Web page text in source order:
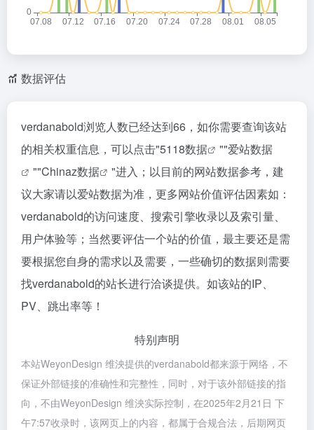
数据评估
verdanabold浏览人数已经达到66，如你需要查询该站
的相关权重信息，可以点击"5118数据 ""爱站数据
""Chinaz数据
"进入；以目前的网站数据参考，建
议大家请以爱站数据为准，更多网站价值评估因素如：
verdanabold的访问速度、搜索引擎收录以及索引量、
用户体验等；当然要评估一个站的价值，最主要还是需
要根据您自身的需求以及需要，一些确切的数据则需要
找verdanabold的站长进行洽谈提供。如该站的IP、
PV、跳出率等！
特别声明
本站WeyonDesign 维泱提供的verdanabold都来源于网络，不
保证外部链接的准确性和完整性，同时，对于该外部链接的指
向，不由WeyonDesign 维泱实际控制，在2025年2月21日 下
午7:57收录时，该网页上的内容，都属于合规合法，后期网页